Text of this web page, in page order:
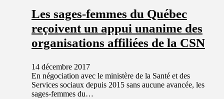
Les sages-femmes du Québec
reçoivent un appui unanime des
organisations affiliées de la CSN
14 décembre 2017
En négociation avec le ministère de la Santé et des
Services sociaux depuis 2015 sans aucune avancée, les
sages-femmes du…